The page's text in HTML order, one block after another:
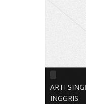
ARTI
INGGRIS